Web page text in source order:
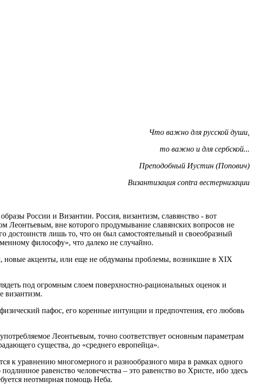
Что важно для русской души,
то важно и для сербской...
Преподобный Иустин (Попович)
Византизация contra вестернизации
России и Византии. Россия, византизм, славянство - вот
Леонтьевым, вне которого продумывание славянских вопросов не
достоинств лишь то, что он был самостоятельный и своеобразный
философу», что далеко не случайно.
новые акценты, или еще не обдуманы проблемы, возникшие в XIX
под огромным слоем поверхностно-рациональных оценок и
византизм.
пафос, его коренные интуиции и предпочтения, его любовь
Леонтьевым, точно соответствует основным параметрам
существа, до «среднего европейца».
к уравнению многомерного и разнообразного мира в рамках одного
равенство человечества – это равенство во Христе, ибо здесь
неотмирная помощь Неба.